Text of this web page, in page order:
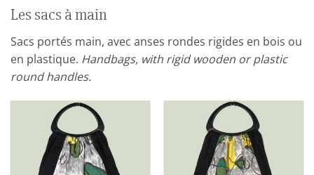
Les sacs à main
Sacs portés main, avec anses rondes rigides en bois ou
en plastique. Handbags, with rigid wooden or plastic
round handles.